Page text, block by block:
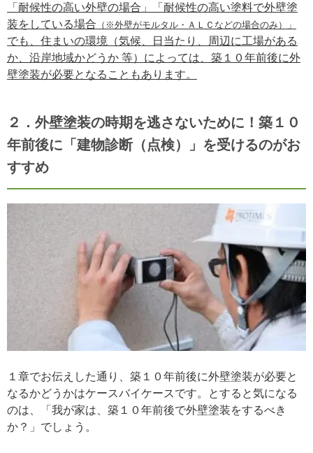
「耐候性の高い外壁の場合」「耐候性の高い塗料で外壁塗
装をしている場合 （※外壁がモルタル・ＡＬＣなどの場合のみ）」
でも、住まいの環境（気候、日当たり、周辺に工場がある
か、沿岸地域かどうか 等）によっては、築１０年前後に外
壁塗装が必要となることもあります。
２．外壁塗装の時期を逃さないために！築１０
年前後に「建物診断（点検）」を受けるのがお
すすめ
１章でお伝えした通り、築１０年前後に外壁塗装が必要と
なるかどうかはケースバイケースです。とすると気になる
のは、「我が家は、築１０年前後で外壁塗装をするべき
か？」でしょう。